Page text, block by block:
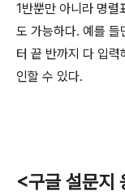
1반뿐만 아니라 명렬
도 가능하다. 예를 들
터 끝 반까지 다 입
인할 수 있다.
<구글 설문지